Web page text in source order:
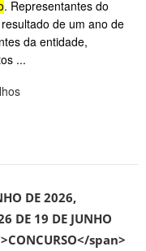
. Representantes do
de um ano de
da entidade,
...
DE 2026,
DE 19 DE JUNHO
span>